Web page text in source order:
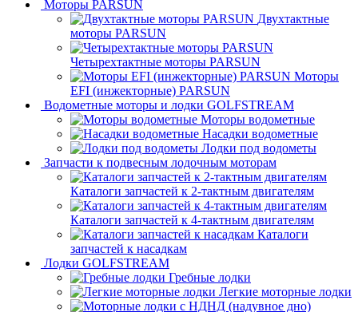
Моторы PARSUN
Двухтактные
моторы PARSUN
Четырехтактные моторы PARSUN
Моторы
EFI (инжекторные) PARSUN
Водометные моторы и лодки GOLFSTREAM
Моторы водометные
Насадки водометные
Лодки под водометы
Запчасти к подвесным лодочным моторам
Каталоги запчастей к 2-тактным двигателям
Каталоги запчастей к 4-тактным двигателям
Каталоги
запчастей к насадкам
Лодки GOLFSTREAM
Гребные лодки
Легкие моторные лодки